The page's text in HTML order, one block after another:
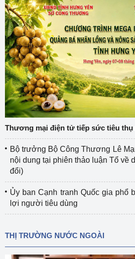
Thương mại điện tử tiếp sức tiêu thụ
Bộ trưởng Bộ Công Thương Lê
nội dung tại phiên thảo luận Tổ về
đổi)
Ủy ban Cạnh tranh Quốc gia phổ
lợi người tiêu dùng
THỊ TRƯỜNG NƯỚC NGOÀI